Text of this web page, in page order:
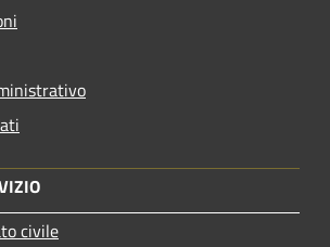
civile